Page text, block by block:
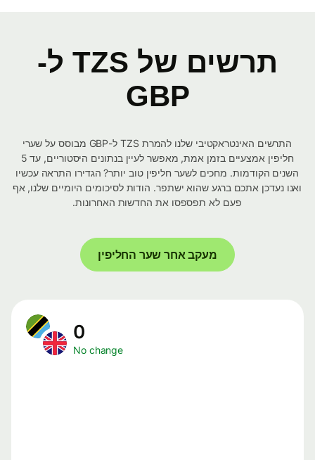
תרשים של TZS ל-
GBP
התרשים האינטראקטיבי שלנו להמרת TZS ל-GBP מבוסס על שערי
חליפין אמצעיים בזמן אמת, מאפשר לעיין בנתונים היסטוריים, עד 5
השנים הקודמות. מחכים לשער חליפין טוב יותר? הגדירו התראה עכשיו
ואנו נעדכן אתכם ברגע שהוא ישתפר. הודות לסיכומים היומיים שלנו, אף
פעם לא תפספסו את החדשות האחרונות.
מעקב אחר שער החליפין
No change